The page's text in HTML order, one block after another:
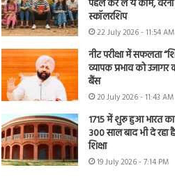
पहले कर लें ये काम,
स्कॉलरशिप
22 July 2026 - 11:54 AM
नीट परीक्षा में सफलता
व्यापक प्रभाव को उजागर
बैंस
20 July 2026 - 11:43 AM
1715 में शुरू हुआ भारत
300 साल बाद भी दे रहा है
शिक्षा
19 July 2026 - 7:14 PM